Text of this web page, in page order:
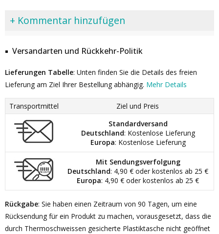
+ Kommentar hinzufügen
Versandarten und Rückkehr-Politik
Lieferungen Tabelle: Unten finden Sie die Details des freien
Lieferung am Ziel Ihrer Bestellung abhängig. Mehr Details
Transportmittel
Ziel und Preis
Standardversand
Deutschland: Kostenlose Lieferung
Europa: Kostenlose Lieferung
Mit Sendungsverfolgung
Deutschland: 4,90 € oder kostenlos ab 25 €
Europa: 4,90 € oder kostenlos ab 25 €
Rückgabe: Sie haben einen Zeitraum von 90 Tagen, um eine
Rücksendung für ein Produkt zu machen, vorausgesetzt, dass die
durch Thermoschweissen gesicherte Plastiktasche nicht geöffnet